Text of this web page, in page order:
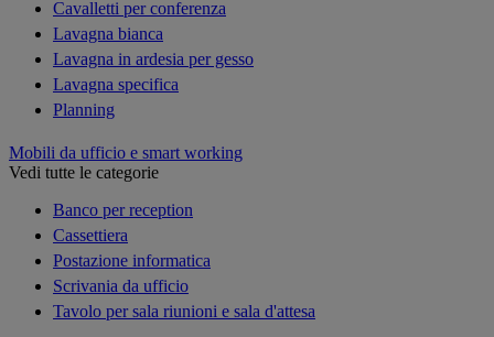
Cavalletti per conferenza
Lavagna bianca
Lavagna in ardesia per gesso
Lavagna specifica
Planning
Mobili da ufficio e smart working
Vedi tutte le categorie
Banco per reception
Cassettiera
Postazione informatica
Scrivania da ufficio
Tavolo per sala riunioni e sala d'attesa